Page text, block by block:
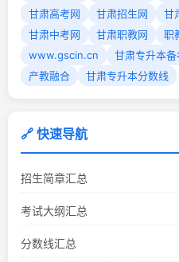
甘肃高考网
甘肃招生网 甘
甘肃中考网
甘肃职教网 职
www.gscin.cn
甘肃专升本备
产教融合
甘肃专升本分数线
🔗 快速导航
招生简章汇总
考试大纲汇总
分数线汇总